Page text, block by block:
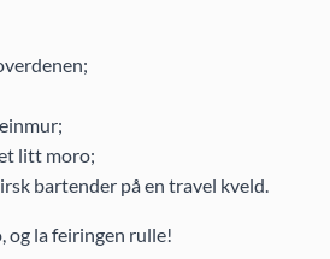
litt moro;
bartender på en travel kveld.
og la feiringen rulle!